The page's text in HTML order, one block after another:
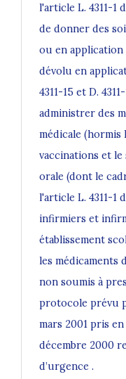
l'article L. 4311-1
de donner des
ou en
dévolu en
4311-15 et D.
administrer des
médicale (hormis
vaccinations et
orale (dont le
l'article L. 4311-1
infirmiers et
établissement
les médicaments
non soumis à
protocole prévu
mars 2001 pris
décembre 2000
d’urgence .